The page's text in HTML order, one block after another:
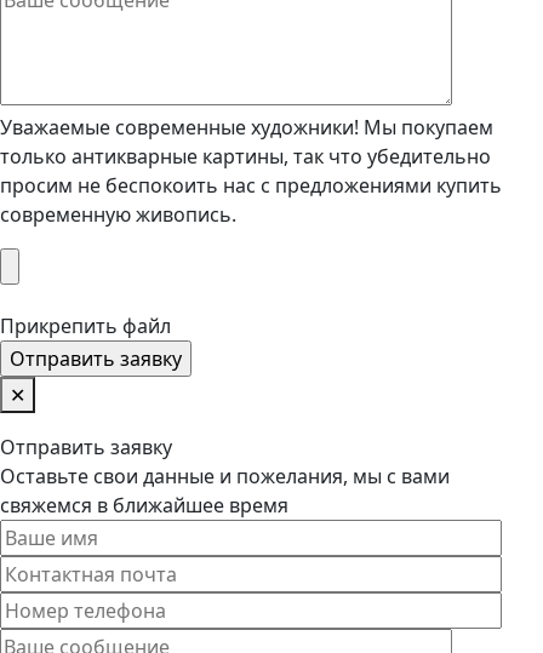
Уважаемые современные художники! Мы покупаем
только антикварные картины, так что убедительно
просим не беспокоить нас с предложениями купить
современную живопись.
Прикрепить файл
✕
Отправить заявку
Оставьте свои данные и пожелания, мы с вами
свяжемся в ближайшее время